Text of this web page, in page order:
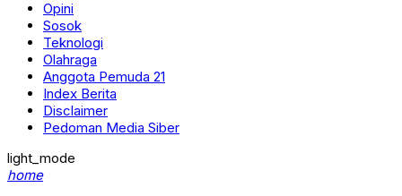
Opini
Sosok
Teknologi
Olahraga
Anggota Pemuda 21
Index Berita
Disclaimer
Pedoman Media Siber
light_mode
home